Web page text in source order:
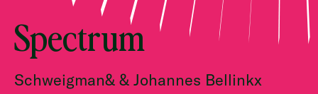
Spectrum
Schweigman& & Johannes Bellinkx